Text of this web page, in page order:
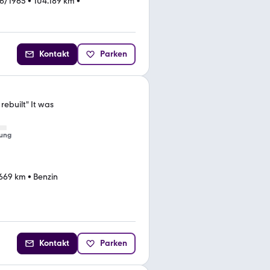
Kontakt Parken
It was
km • Benzin
Kontakt Parken